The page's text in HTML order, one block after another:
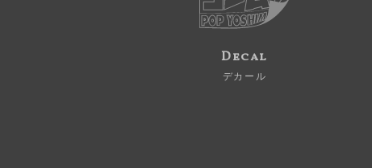
Decal
デカール